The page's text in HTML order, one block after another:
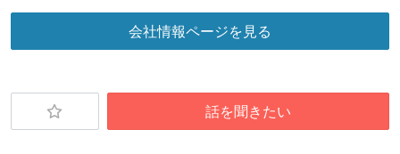
会社情報ページを見る
話を聞きたい